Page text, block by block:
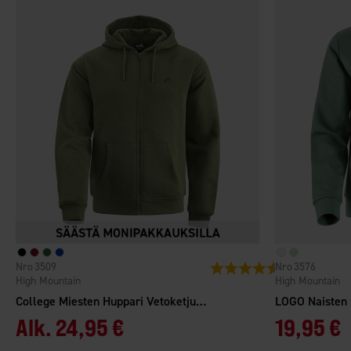
College Miesten Huppari Vetoketjulla
High Mountain
3509
Alk. 24,95 €
Arvio: 4.3 5:sta tähdestä
LOGO
High Mountain
3576
19,95 €